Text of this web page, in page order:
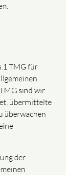
TMG für
sind wir
übermittelte
überwachen
der